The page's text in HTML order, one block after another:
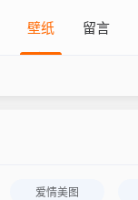
壁纸 留言
爱情美图